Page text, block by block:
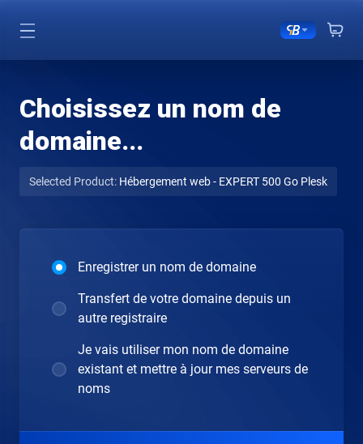
Choisissez un nom de
domaine...
Selected Product: Hébergement web - EXPERT 500 Go Plesk
Enregistrer un nom de domaine
Transfert de votre domaine depuis un
autre registraire
Je vais utiliser mon nom de domaine
existant et mettre à jour mes serveurs de
noms